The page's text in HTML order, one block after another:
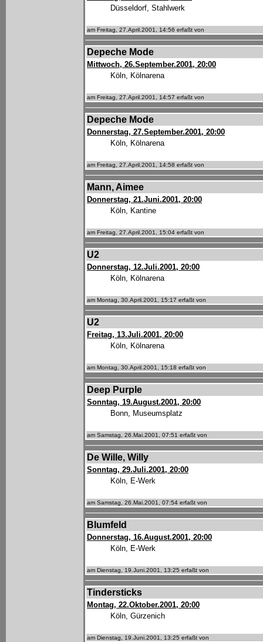
Düsseldorf, Stahlwerk
am Freitag, 27.April.2001, 14:56 erfaßt von
Depeche Mode
Mittwoch, 26.September.2001, 20:00
Köln, Kölnarena
am Freitag, 27.April.2001, 14:57 erfaßt von
Depeche Mode
Donnerstag, 27.September.2001, 20:00
Köln, Kölnarena
am Freitag, 27.April.2001, 14:58 erfaßt von
Mann, Aimee
Donnerstag, 21.Juni.2001, 20:00
Köln, Kantine
am Freitag, 27.April.2001, 15:04 erfaßt von
U2
Donnerstag, 12.Juli.2001, 20:00
Köln, Kölnarena
am Montag, 30.April.2001, 15:17 erfaßt von
U2
Freitag, 13.Juli.2001, 20:00
Köln, Kölnarena
am Montag, 30.April.2001, 15:18 erfaßt von
Deep Purple
Sonntag, 19.August.2001, 20:00
Bonn, Museumsplatz
am Samstag, 26.Mai.2001, 07:51 erfaßt von
De Wille, Willy
Sonntag, 29.Juli.2001, 20:00
Köln, E-Werk
am Samstag, 26.Mai.2001, 07:54 erfaßt von
Blumfeld
Donnerstag, 16.August.2001, 20:00
Köln, E-Werk
am Dienstag, 19.Juni.2001, 13:25 erfaßt von
Tindersticks
Montag, 22.Oktober.2001, 20:00
Köln, Gürzenich
am Dienstag, 19.Juni.2001, 13:25 erfaßt von